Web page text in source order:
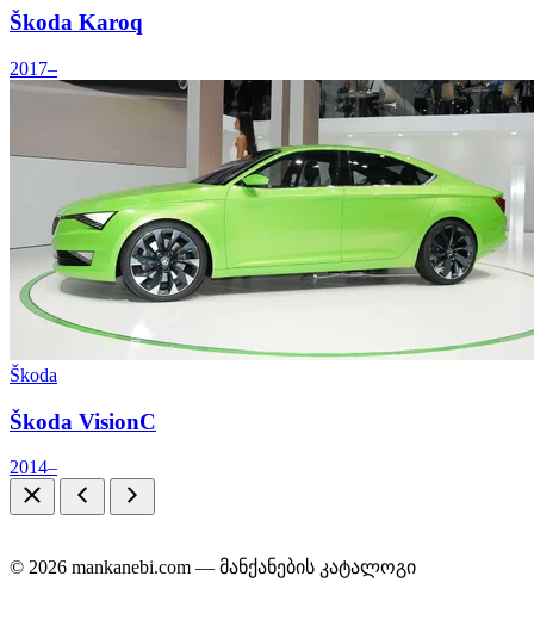
Škoda Karoq
2017–
Škoda
Škoda VisionC
2014–
© 2026 mankanebi.com — მანქანების კატალოგი